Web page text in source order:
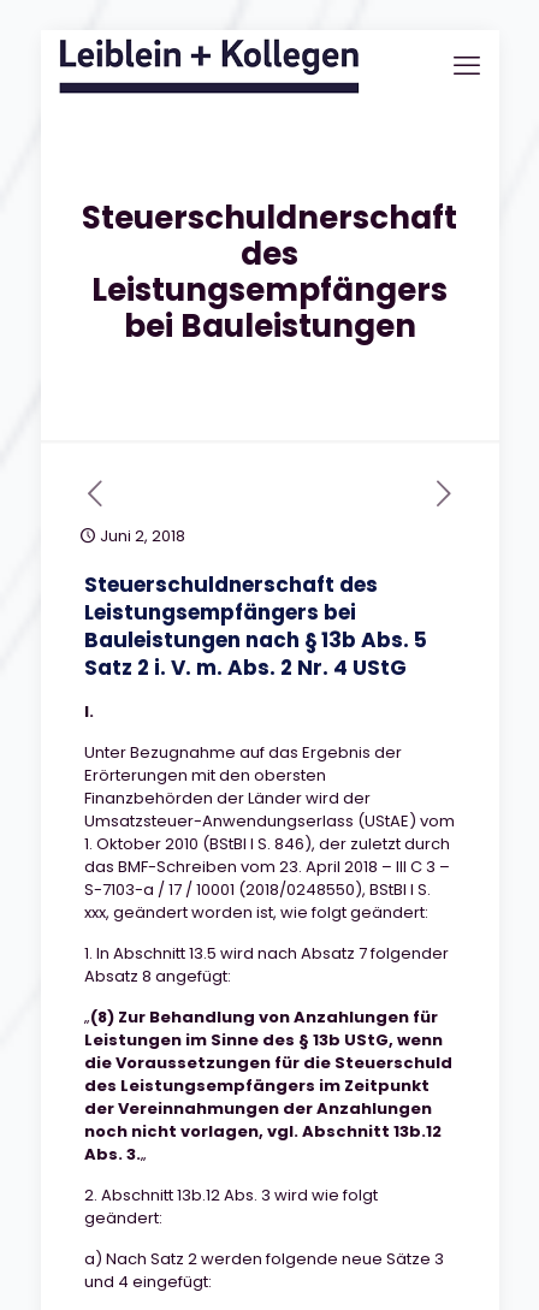
Steuerschuldnerschaft
des
Leistungsempfängers
bei Bauleistungen
Juni 2, 2018
Steuerschuldnerschaft des
Leistungsempfängers bei
Bauleistungen nach § 13b Abs. 5
Satz 2 i. V. m. Abs. 2 Nr. 4 UStG
I.
Unter Bezugnahme auf das Ergebnis der
Erörterungen mit den obersten
Finanzbehörden der Länder wird der
Umsatzsteuer-Anwendungserlass (UStAE) vom
1. Oktober 2010 (BStBl I S. 846), der zuletzt durch
das BMF-Schreiben vom 23. April 2018 – III C 3 –
S-7103-a / 17 / 10001 (2018/0248550), BStBl I S.
xxx, geändert worden ist, wie folgt geändert:
1. In Abschnitt 13.5 wird nach Absatz 7 folgender
Absatz 8 angefügt:
„(8) Zur Behandlung von Anzahlungen für
Leistungen im Sinne des § 13b UStG, wenn
die Voraussetzungen für die Steuerschuld
des Leistungsempfängers im Zeitpunkt
der Vereinnahmungen der Anzahlungen
noch nicht vorlagen, vgl. Abschnitt 13b.12
Abs. 3.„
2. Abschnitt 13b.12 Abs. 3 wird wie folgt
geändert:
a) Nach Satz 2 werden folgende neue Sätze 3
und 4 eingefügt: